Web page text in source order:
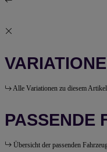
Alle Variationen zu diesem Artikel
PASSENDE
Übersicht der passenden